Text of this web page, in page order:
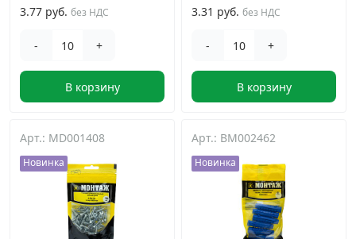
3.77 руб. без НДС
- +
В корзину
3.31 руб. без НДС
- +
В корзину
Арт.: MD001408
Новинка
Арт.: BM002462
Новинка